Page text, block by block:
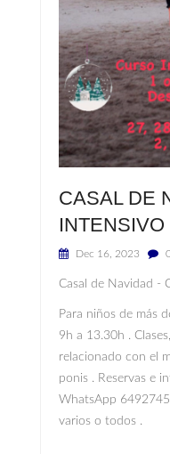
CASAL DE
INTENSIVO
Dec 16, 2023
Casal de Navidad -
Para niños de más
9h a 13.30h .
relacionado con el
ponis . Reservas e
WhatsApp
varios o todos .